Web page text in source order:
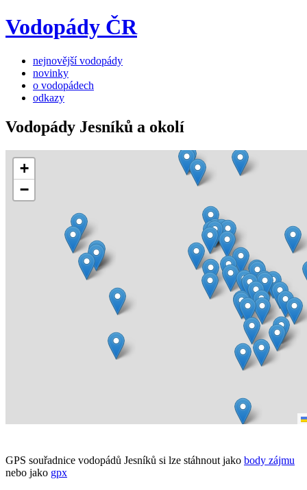
Vodopády ČR
nejnovější vodopády
novinky
o vodopádech
odkazy
Vodopády Jesníků a okolí
+
−
GPS souřadnice vodopádů Jesníků si lze stáhnout jako body zájmu
nebo jako gpx